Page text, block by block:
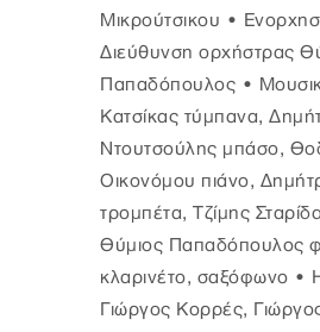
Μικρούτσικου •
Διεύθυνση ορχήστρας
Παπαδόπουλος •
Κατσίκας τύμπανα,
Ντουτσούλης μπάσο,
Οικονόμου πιάνο,
τρομπέτα, Τζίμης
Θύμιος Παπαδόπουλος
κλαρινέτο, σαξόφωνο •
Γιώργος Κορρές,